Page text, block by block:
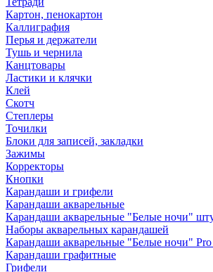
Картон, пенокартон
Каллиграфия
Перья и держатели
Тушь и чернила
Канцтовары
Ластики и клячки
Клей
Скотч
Степлеры
Точилки
Блоки для записей, закладки
Зажимы
Корректоры
Кнопки
Карандаши и грифели
Карандаши акварельные
Карандаши акварельные "Белые ночи"
Наборы акварельных карандашей
Карандаши акварельные "Белые ночи"
Карандаши графитные
Грифели